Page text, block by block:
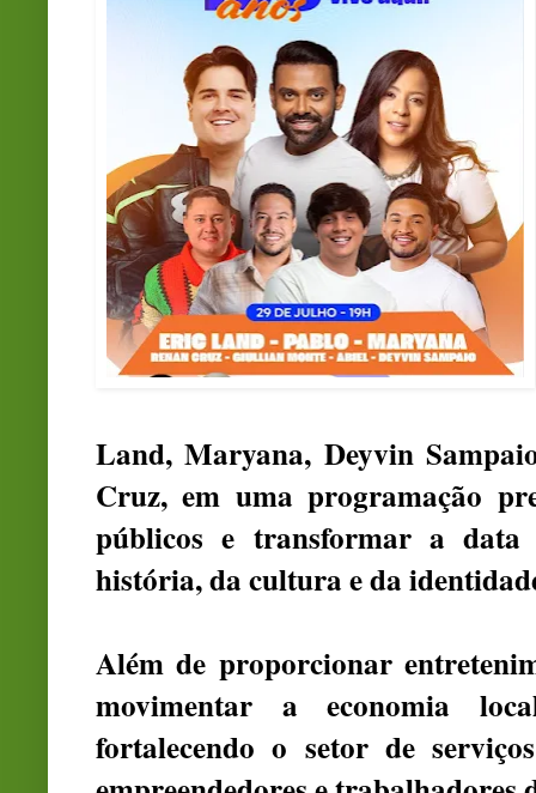
Land, Maryana, Deyvin
Cruz, em uma programação
públicos e transformar a
história, da cultura e da
Além de proporcionar
movimentar a economia
fortalecendo o setor de